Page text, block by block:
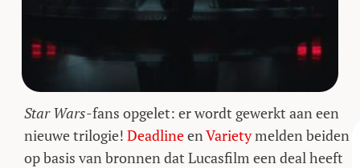
Star Wars-fans opgelet: er wordt gewerkt aan een
nieuwe trilogie! DeadlineenVarietymelden beiden
op basis van bronnen dat Lucasfilm een deal heeft